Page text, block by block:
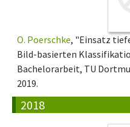
O. Poerschke, "Einsatz
Bild-basierten
Bachelorarbeit, TU
2019.
2018